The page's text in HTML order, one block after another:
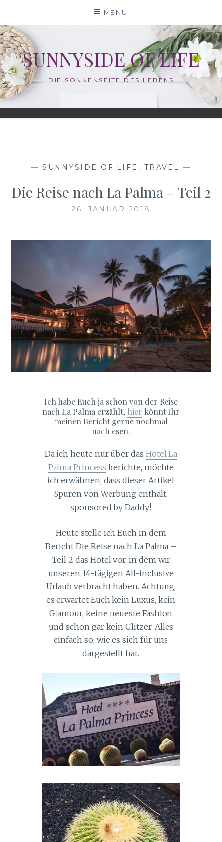
content
MENU
SUNNYSIDE OF LIFE
DIE SONNENSEITE DES LEBENS
—SUNNYSIDE OF LIFE , TRAVEL —
Die Reise nach La Palma – Teil 2
26. JANUAR 2018
Ich habe Euch ja schon von der Reise
nach La Palma erzählt, hier könnt Ihr
meinen Bericht gerne nochmal
nachlesen.
Da ich heute nur über das Hotel La
Palma Princess berichte, möchte
ich erwähnen, dass dieser Artikel
Spuren von Werbung enthält,
sponsored by Daddy!
Heute stelle ich Euch in dem
Bericht Die Reise nach La Palma –
Teil 2 das Hotel vor, in dem wir
unseren 14-tägigen All-inclusive
Urlaub verbracht haben. Achtung,
es erwartet Euch kein Luxus, kein
Glamour, keine neueste Fashion
und schon gar kein Glitzer. Alles
einfach so, wie es sich für uns
dargestellt hat.